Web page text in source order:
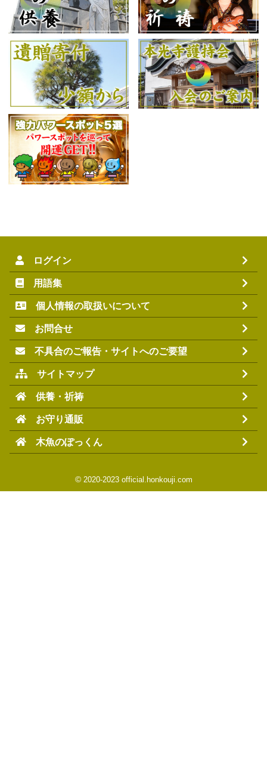
ログイン
用語集
個人情報の取扱いについて
お問合せ
不具合のご報告・サイトへのご要望
サイトマップ
供養・祈祷
お守り通販
木魚のぽっくん
©2020-2023 official.honkouji.com